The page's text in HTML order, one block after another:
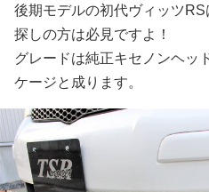
後期モデルの初代ヴィッツ
探しの方は必見ですよ！
グレードは純正キセノンヘッ
ケージと成ります。